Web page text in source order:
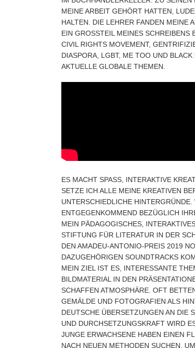
MEINE ARBEIT GEHÖRT HATTEN,
HALTEN. DIE LEHRER FANDEN MEINE
EIN GROSSTEIL MEINES SCHREIBENS
IVIL RIGHTS MOVEMENT,
IASPORA, LGBT, ME TOO UND BLACK
KTUELLE GLOBALE THEMEN.
ES MACHT SPASS, INTERAKTIVE
ETZE ICH ALLE MEINE KREATIVEN
NTERSCHIEDLICHE HINTERGRÜNDE.
TGEGENKOMMEND BEZÜGLICH
MEIN PÄDAGOGISCHES,
STIFTUNG FÜR LITERATUR IN DER
DEN AMADEU-ANTONIO-PREIS 2019
DAZUGEHÖRIGEN SOUNDTRACKS
MEIN ZIEL IST ES, INTERESSANTE
BILDMATERIAL IN DEN
SCHAFFEN ATMOSPHÄRE. OFT
EMÄLDE UND FOTOGRAFIEN ALS
EUTSCHE ÜBERSETZUNGEN AN DIE
ND DURCHSETZUNGSKRAFT WIRD
UNGE ERWACHSENE HABEN EINEN
CH NEUEN METHODEN SUCHEN, UM